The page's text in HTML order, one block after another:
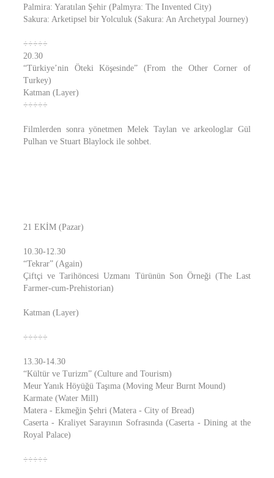
Palmira: Yaratılan Şehir (Palmyra: The Invented City)
Sakura: Arketipsel bir Yolculuk (Sakura: An Archetypal Journey)
÷÷÷÷÷
20.30
“Türkiye’nin Öteki Köşesinde” (From the Other Corner of
Turkey)
Katman (Layer)
÷÷÷÷÷
Filmlerden sonra yönetmen Melek Taylan ve arkeologlar Gül
Pulhan ve Stuart Blaylock ile sohbet.
21 EKİM (Pazar)
10.30-12.30
“Tekrar” (Again)
Çiftçi ve Tarihöncesi Uzmanı Türünün Son Örneği (The Last
Farmer-cum-Prehistorian)
Katman (Layer)
÷÷÷÷÷
13.30-14.30
“Kültür ve Turizm” (Culture and Tourism)
Meur Yanık Höyüğü Taşıma (Moving Meur Burnt Mound)
Karmate (Water Mill)
Matera - Ekmeğin Şehri (Matera - City of Bread)
Caserta - Kraliyet Sarayının Sofrasında (Caserta - Dining at the
Royal Palace)
÷÷÷÷÷